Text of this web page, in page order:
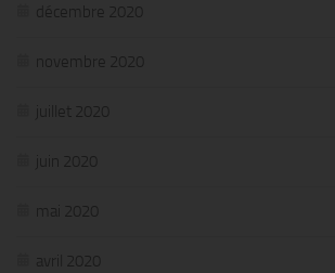
décembre 2020
novembre 2020
juillet 2020
juin 2020
mai 2020
avril 2020